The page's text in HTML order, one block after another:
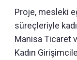
Proje, mesleki
süreçleriyle
Manisa Ticaret
Kadın